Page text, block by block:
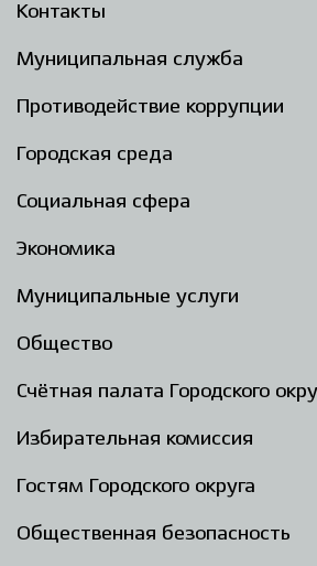
Контакты
Муниципальная служба
Противодействие коррупции
Городская среда
Социальная сфера
Экономика
Муниципальные услуги
Общество
Счётная палата Городского
Избирательная комиссия
Гостям Городского округа
Общественная безопасность